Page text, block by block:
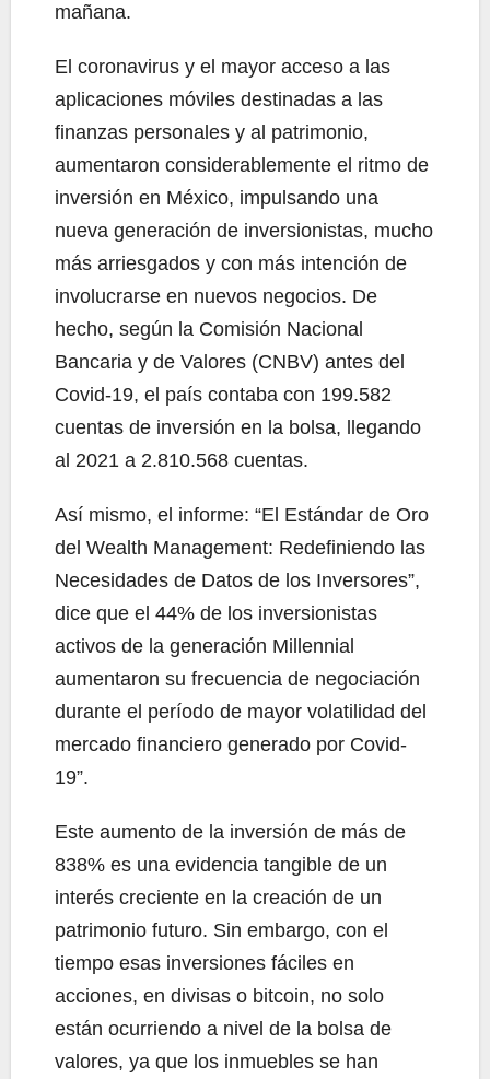
mañana.
El coronavirus y el mayor acceso a las
aplicaciones móviles destinadas a las
finanzas personales y al patrimonio,
aumentaron considerablemente el ritmo de
inversión en México, impulsando una
nueva generación de inversionistas, mucho
más arriesgados y con más intención de
involucrarse en nuevos negocios. De
hecho, según la Comisión Nacional
Bancaria y de Valores (CNBV) antes del
Covid-19, el país contaba con 199.582
cuentas de inversión en la bolsa, llegando
al 2021 a 2.810.568 cuentas.
Así mismo, el informe: “El Estándar de Oro
del Wealth Management: Redefiniendo las
Necesidades de Datos de los Inversores”,
dice que el 44% de los inversionistas
activos de la generación Millennial
aumentaron su frecuencia de negociación
durante el período de mayor volatilidad del
mercado financiero generado por Covid-
19”.
Este aumento de la inversión de más de
838% es una evidencia tangible de un
interés creciente en la creación de un
patrimonio futuro. Sin embargo, con el
tiempo esas inversiones fáciles en
acciones, en divisas o bitcoin, no solo
están ocurriendo a nivel de la bolsa de
valores, ya que los inmuebles se han